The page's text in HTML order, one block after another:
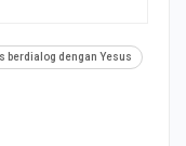
berdialog dengan Yesus